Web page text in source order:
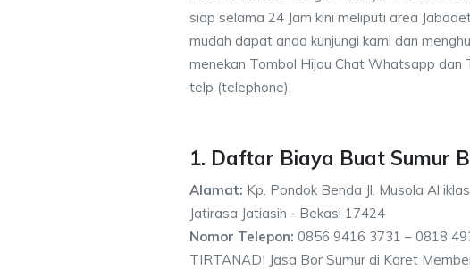
siap selama 24 Jam kini meliputi area
mudah dapat anda kunjungi kami dan
menekan Tombol Hijau Chat Whatsapp dan
telp (telephone).
1. Daftar Biaya Buat Sumur
Alamat: Kp. Pondok Benda Jl. Musola Al
Jatirasa Jatiasih - Bekasi 17424
Nomor Telepon: 0856 9416 3731 – 0818
TIRTANADI Jasa Bor Sumur di Karet